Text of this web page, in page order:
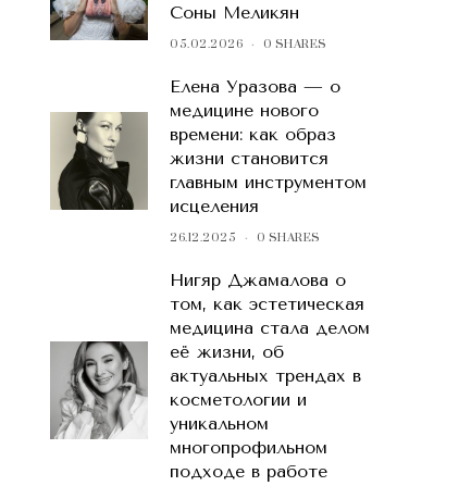
Соны Меликян
05.02.2026 0 SHARES
Елена Уразова — о
медицине нового
времени: как образ
жизни становится
главным инструментом
исцеления
26.12.2025 0 SHARES
Нигяр Джамалова о
том, как эстетическая
медицина стала делом
её жизни, об
актуальных трендах в
косметологии и
уникальном
многопрофильном
подходе в работе